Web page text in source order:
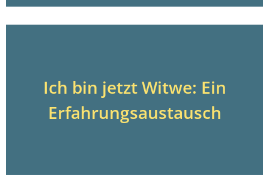
Ich bin jetzt Witwe: Ein
Erfahrungsaustausch